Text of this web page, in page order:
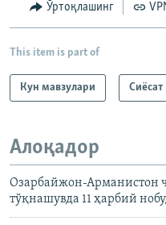
Ўртоқлашинг
This item is part of
Кун мавзулари Сиёсат
Алоқадор
Озарбайжон-Арманистон
тўқнашувда 11 ҳарбий